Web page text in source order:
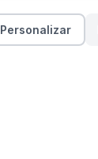
Personalizar